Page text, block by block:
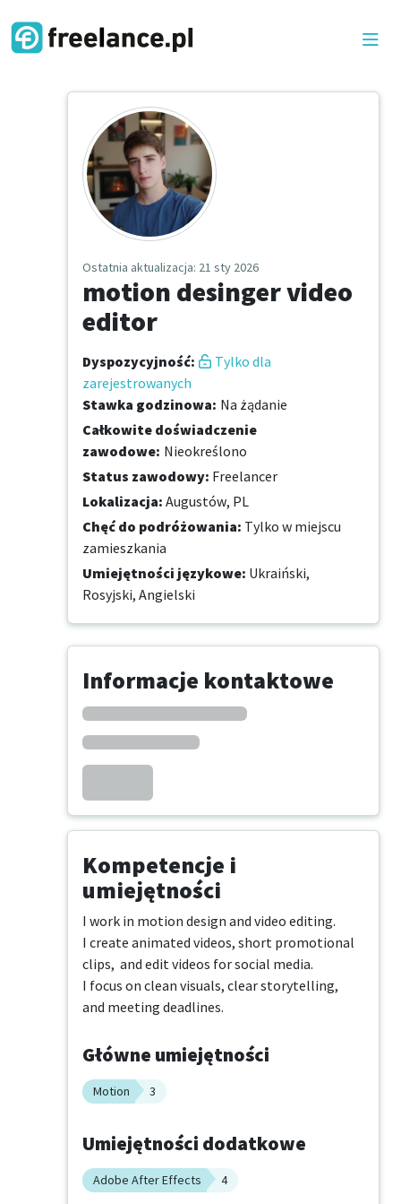
Ostatnia aktualizacja: 21 sty 2026
motion desinger video
editor
Dyspozycyjność:
Tylko dla
zarejestrowanych
Stawka godzinowa: Na żądanie
Całkowite doświadczenie
zawodowe: Nieokreślono
Status zawodowy: Freelancer
Lokalizacja: Augustów, PL
Chęć do podróżowania: Tylko w miejscu
zamieszkania
Umiejętności językowe: Ukraiński,
Rosyjski, Angielski
Informacje kontaktowe
Kompetencje i
umiejętności
I work in motion design and video editing.
I create animated videos, short promotional
clips,  and edit videos for social media.
I focus on clean visuals, clear storytelling,
and meeting deadlines.
Główne umiejętności
Motion 3
Umiejętności dodatkowe
Adobe After Effects 4